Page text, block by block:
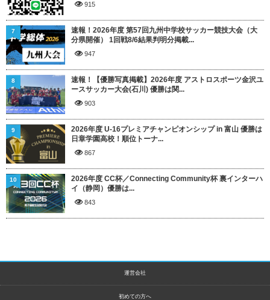
915
速報！2026年度 第57回九州中学校サッカー競技大会（大
分県開催） 1回戦8/6結果判明分掲載...
947
7
速報！【優勝写真掲載】2026年度 アストロスポーツ金沢ユ
ースサッカー大会(石川) 優勝は関...
903
8
2026年度 U-16プレミアチャンピオンシップ in 富山 優勝は
日章学園高校！順位トーナ...
867
9
2026年度 CC杯／Connecting Community杯 裏インターハ
イ（静岡）優勝は...
843
10
運営会社
初めての方へ